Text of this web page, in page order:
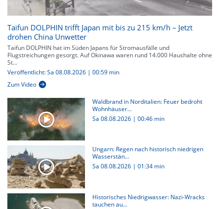
Taifun DOLPHIN trifft Japan mit bis zu 215 km/h – Jetzt
drohen China Unwetter
Taifun DOLPHIN hat im Süden Japans für Stromausfälle und
Flugstreichungen gesorgt. Auf Okinawa waren rund 14.000 Haushalte ohne
St...
Veröffentlicht: Sa 08.08.2026 | 00:59 min
Zum Video
Waldbrand in Norditalien: Feuer bedroht
Wohnhäuser...
Sa 08.08.2026 | 00:46 min
Ungarn: Regen nach historisch niedrigen
Wasserstän...
Sa 08.08.2026 | 01:34 min
Historisches Niedrigwasser: Nazi-Wracks
tauchen au...